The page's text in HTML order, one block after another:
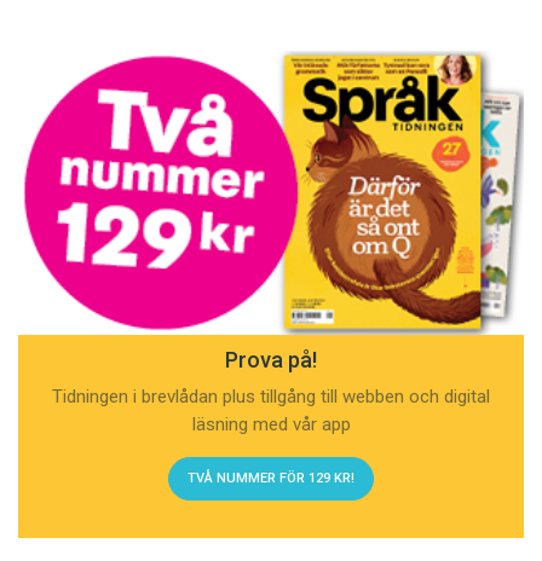
Prova på!
Tidningen i brevlådan plus tillgång till webben och digital
läsning med vår app
TVÅ NUMMER FÖR 129 KR!